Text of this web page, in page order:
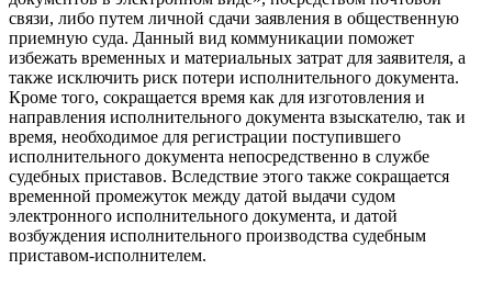
связи, либо путем личной сдачи заявления в общественную
приемную суда. Данный вид коммуникации поможет
избежать временных и материальных затрат для заявителя, а
также исключить риск потери исполнительного документа.
Кроме того, сокращается время как для изготовления и
направления исполнительного документа взыскателю, так и
время, необходимое для регистрации поступившего
исполнительного документа непосредственно в службе
судебных приставов. Вследствие этого также сокращается
временной промежуток между датой выдачи судом
электронного исполнительного документа, и датой
возбуждения исполнительного производства судебным
приставом-исполнителем.